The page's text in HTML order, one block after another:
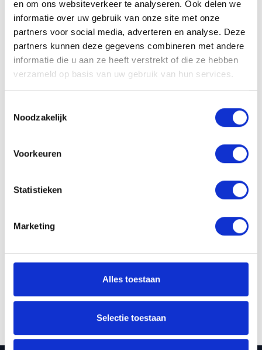
en om ons websiteverkeer te analyseren. Ook delen we
informatie over uw gebruik van onze site met onze
partners voor social media, adverteren en analyse. Deze
partners kunnen deze gegevens combineren met andere
informatie die u aan ze heeft verstrekt of die ze hebben
verzameld op basis van uw gebruik van hun services.
Noodzakelijk
Voorkeuren
Statistieken
Marketing
Alles toestaan
Selectie toestaan
Concap Energy Gel
FastCarb Mango 40g
1,65€
Concap Energy Gel
Orange 60ml Limited
edition!
2,60
60ml
Finale + Amino 40g
Sour Apple 60g
Concap High NRG Gel
Watermelon 60g